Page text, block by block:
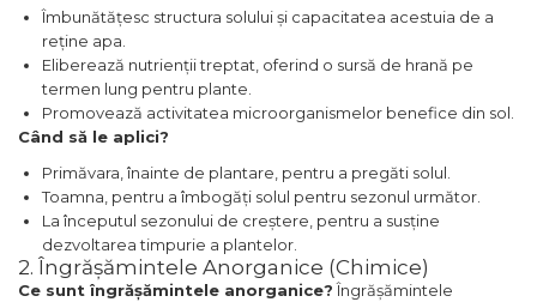
Îmbunătățesc structura solului și capacitatea acestuia de a
reține apa.
Eliberează nutrienții treptat, oferind o sursă de hrană pe
termen lung pentru plante.
Promovează activitatea microorganismelor benefice din sol.
Când să le aplici?
Primăvara, înainte de plantare, pentru a pregăti solul.
Toamna, pentru a îmbogăți solul pentru sezonul următor.
La începutul sezonului de creștere, pentru a susține
dezvoltarea timpurie a plantelor.
2. Îngrășămintele Anorganice (Chimice)
Ce sunt îngrășămintele anorganice?Îngrășămintele